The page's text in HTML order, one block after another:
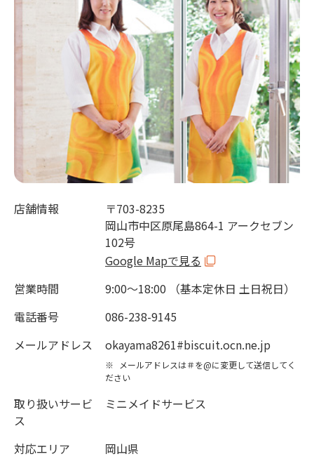
店舗情報
〒703-8235
岡山市中区原尾島864-1 アークセブン
102号
Google Mapで見る
営業時間
9:00～18:00 （基本定休日 土日祝日）
電話番号
086-238-9145
メールアドレス
okayama8261#biscuit.ocn.ne.jp
※
メールアドレスは＃を@に変更して送信してく
ださい
取り扱いサービ
ス
ミニメイドサービス
対応エリア 岡山県